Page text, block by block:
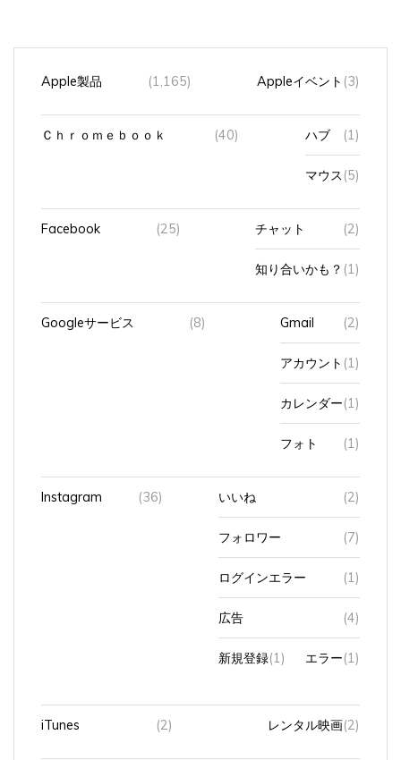
Apple製品 (1,165) Appleイベント (3)
(40) ハブ (1)
マウス (5)
Facebook (25) (2)
知り合いかも？ (1)
Googleサービス (8) Gmail (2)
アカウント (1)
カレンダー (1)
(1)
Instagram (36) (2)
(7)
ログインエラー (1)
広告 (4)
新規登録 (1) (1)
iTunes (2) レンタル映画(2)